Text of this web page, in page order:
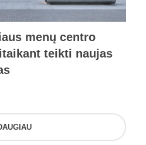
menų centro
teikti naujas